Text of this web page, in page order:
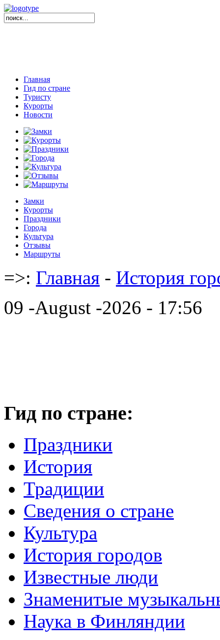
Главная
Гид по стране
Туристу
Курорты
Новости
Замки
Курорты
Праздники
Города
Культура
Отзывы
Маршруты
=>: Главная - История
09 -August -2026 - 17:56
Гид по стране:
Праздники
История
Традиции
Cведения о стране
Культура
История городов
Известные люди
Знаменитые
Наука в Финляндии